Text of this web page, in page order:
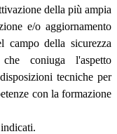
della più ampia
e/o aggiornamento
campo della sicurezza
coniuga l'aspetto
tecniche per
con la formazione